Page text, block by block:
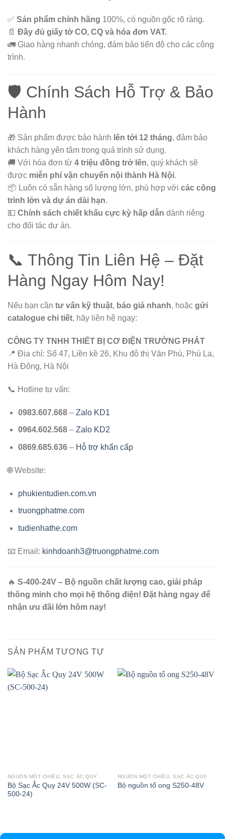
✅ Sản phẩm chính hãng 100%, có nguồn gốc rõ ràng.
📄 Đầy đủ giấy tờ CO, CQ và hóa đơn VAT.
🚛 Giao hàng nhanh chóng, đảm bảo tiến độ cho các công
trình.
🛡️ Chính Sách Hỗ Trợ & Bảo
Hành
🎁 Sản phẩm được bảo hành lên tới 12 tháng, đảm bảo
khách hàng yên tâm trong quá trình sử dụng.
🚚 Với hóa đơn từ 4 triệu đồng trở lên, quý khách sẽ
được miễn phí vận chuyển nội thành Hà Nội.
📦 Luôn có sẵn hàng số lượng lớn, phù hợp với các công
trình lớn và dự án dài hạn.
💵 Chính sách chiết khấu cực kỳ hấp dẫn dành riêng
cho đối tác dự án.
📞 Thông Tin Liên Hệ – Đặt
Hàng Ngay Hôm Nay!
Nếu bạn cần tư vấn kỹ thuật, báo giá nhanh, hoặc gửi
catalogue chi tiết, hãy liên hệ ngay:
CÔNG TY TNHH THIẾT BỊ CƠ ĐIỆN TRƯỜNG PHÁT
📍 Địa chỉ: Số 47, Liền kề 26, Khu đô thị Văn Phú, Phú La,
Hà Đông, Hà Nội
📞 Hotline tư vấn:
0983.607.668– Zalo KD1
0964.602.568– Zalo KD2
0869.685.636– Hỗ trợ khẩn cấp
🌐 Website:
phukientudien.com.vn
truongphatme.com
tudienhathe.com
📧 Email: kinhdoanh3@truongphatme.com
🔥 S-400-24V – Bộ nguồn chất lượng cao, giải pháp
thông minh cho mọi hệ thống điện! Đặt hàng ngay để
nhận ưu đãi lớn hôm nay!
SẢN PHẨM TƯƠNG TỰ
NGUỒN MỘT CHIỀU, SẠC ẮC QUY
Bộ Sạc Ắc Quy 24V 500W (SC-
500-24)
NGUỒN MỘT CHIỀU, SẠC ẮC QUY
Bộ nguồn tổ ong S250-48V